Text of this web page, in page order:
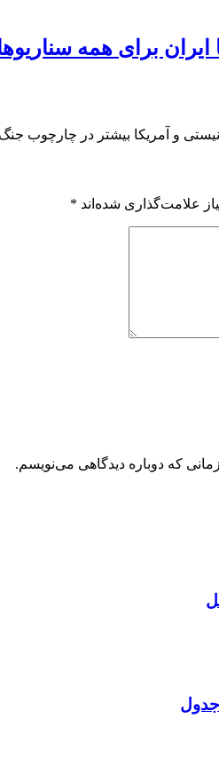
برای همه
و آمریکا بیشتر در چارچوب
علامت‌گذاری شده‌اند *
که دوباره دیدگاهی می‌نویسم.